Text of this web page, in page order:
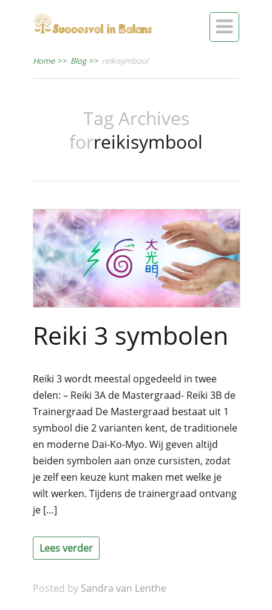

Home >> Blog >> reikisymbool
Tag Archives
forreikisymbool
Reiki 3 symbolen
Reiki 3 wordt meestal opgedeeld in twee
delen: – Reiki 3A de Mastergraad- Reiki 3B de
Trainergraad De Mastergraad bestaat uit 1
symbool die 2 varianten kent, de traditionele
en moderne Dai-Ko-Myo. Wij geven altijd
beiden symbolen aan onze cursisten, zodat
je zelf een keuze kunt maken met welke je
wilt werken. Tijdens de trainergraad ontvang
je […]
Lees verder
Posted by Sandra van Lenthe